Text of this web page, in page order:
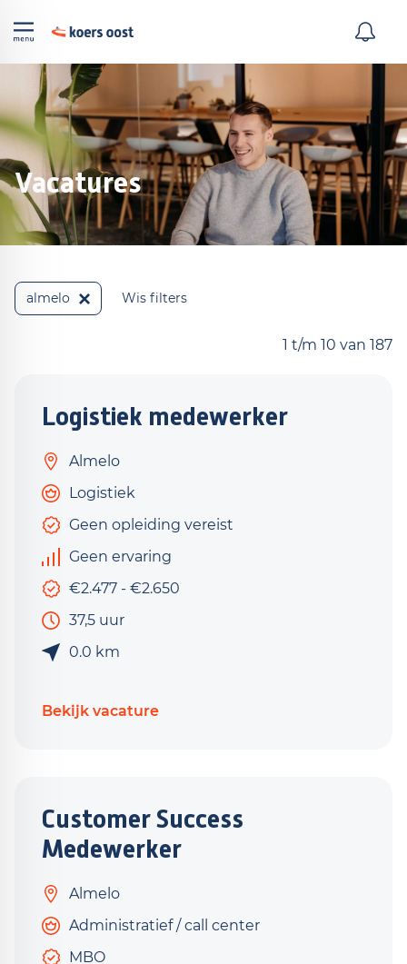
Vacatures
almelo Wis filters
1 t/m 10 van 187
Logistiek medewerker
Almelo
Logistiek
Geen opleiding vereist
Geen ervaring
€2.477 - €2.650
37,5 uur
0.0 km
Bekijk vacature
Customer Success
Medewerker
Almelo
Administratief / call center
MBO